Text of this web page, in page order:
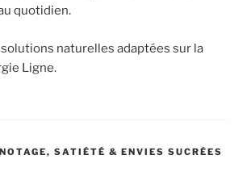
quotidien.
naturelles adaptées sur la
Ligne.
SATIÉTÉ & ENVIES SUCRÉES